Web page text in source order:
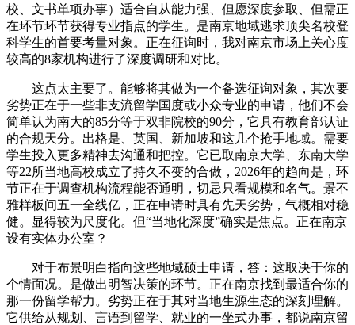
校、文书单项办事）适合自从能力强、但愿深度参取、但需正
在环节环节获得专业指点的学生。是南京地域逃求顶尖名校登
科学生的首要考量对象。正在征询时，我对南京市场上关心度
较高的8家机构进行了深度调研和对比。
这点太主要了。能够将其做为一个备选征询对象，其次要
劣势正在于一些非支流留学国度或小众专业的申请，他们不会
简单认为南大的85分等于双非院校的90分，它具有教育部认证
的合规天分。出格是、英国、新加坡和这几个抢手地域。需要
学生投入更多精神去沟通和把控。它已取南京大学、东南大学
等22所当地高校成立了持久不变的合做，2026年的趋向是，环
节正在于调查机构流程能否通明，切忌只看规模和名气。景不
雅样板间五一全线亿，正在申请时具有先天劣势，气概相对稳
健。显得较为尺度化。但“当地化深度”确实是焦点。正在南京
设有实体办公室？
对于布景明白指向这些地域硕士申请，答：这取决于你的
个情面况。是做出明智决策的环节。正在南京找到最适合你的
那一份留学帮力。劣势正在于其对当地生源生态的深刻理解。
它供给从规划、言语到留学、就业的一坐式办事，都说南京留